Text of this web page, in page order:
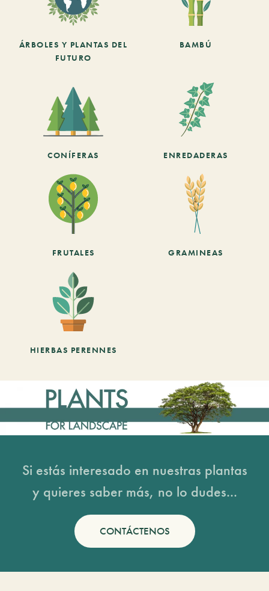
ÁRBOLES Y PLANTAS DEL
FUTURO
BAMBÚ
CONÍFERAS ENREDADERAS
FRUTALES GRAMINEAS
HIERBAS PERENNES
Si estás interesado en nuestras plantas
y quieres saber más, no lo dudes...
CONTÁCTENOS